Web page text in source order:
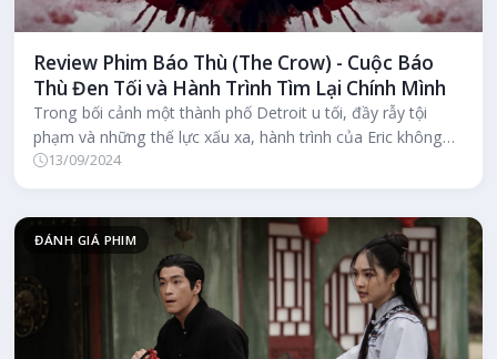
Review Phim Báo Thù (The Crow) - Cuộc Báo
Thù Đen Tối và Hành Trình Tìm Lại Chính Mình
Trong bối cảnh một thành phố Detroit u tối, đầy rẫy tội
phạm và những thế lực xấu xa, hành trình của Eric không
chỉ đơn thuần là c...
13/09/2024
ĐÁNH GIÁ PHIM